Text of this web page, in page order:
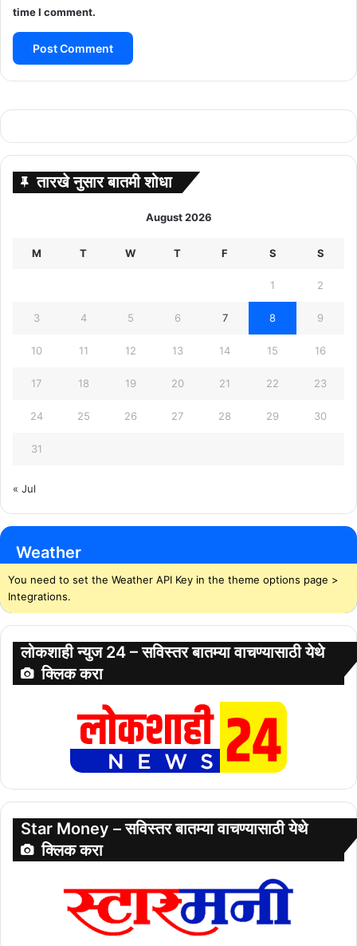
time I comment.
तारखे नुसार बातमी शोधा
August 2026
M T W T F S S
1 2
3 4 5 6 7 8 9
10 11 12 13 14 15 16
17 18 19 20 21 22 23
24 25 26 27 28 29 30
31
« Jul
Weather
You need to set the Weather API Key in the theme options page >
Integrations.
लोकशाही न्युज 24 – सविस्तर बातम्या वाचण्यासाठी येथे
क्लिक करा
Star Money – सविस्तर बातम्या वाचण्यासाठी येथे
क्लिक करा